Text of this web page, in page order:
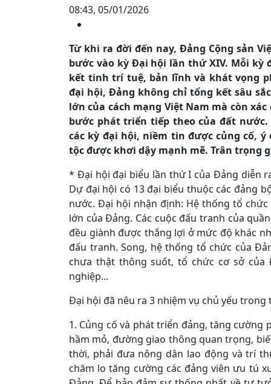
08:43, 05/01/2026
Từ khi ra đời đến nay, Đảng Cộng sản
bước vào kỳ Đại hội lần thứ XIV. Mỗi kỳ
kết tinh trí tuệ, bản lĩnh và khát vọng
đại hội, Đảng không chỉ tổng kết sâu
lớn của cách mạng Việt Nam mà còn
bước phát triển tiếp theo của đất
các kỳ đại hội, niềm tin được củng cố,
tộc được khơi dậy mạnh mẽ. Trân trọng
* Đại hội đại biểu lần thứ I của Đảng diễn
Dự đại hội có 13 đại biểu thuộc các đảng
nước. Đại hội nhận định: Hệ thống tổ
lớn của Đảng. Các cuộc đấu tranh của
đều giành được thắng lợi ở mức độ khác
đấu tranh. Song, hệ thống tổ chức của
chưa thật thông suốt, tổ chức cơ sở
nghiệp...
Đại hội đã nêu ra 3 nhiệm vụ chủ yếu
1. Củng cố và phát triển đảng, tăng cường
hầm mỏ, đường giao thông quan trọng,
thời, phải đưa nông dân lao động và trí
chăm lo tăng cường các đảng viên ưu tú